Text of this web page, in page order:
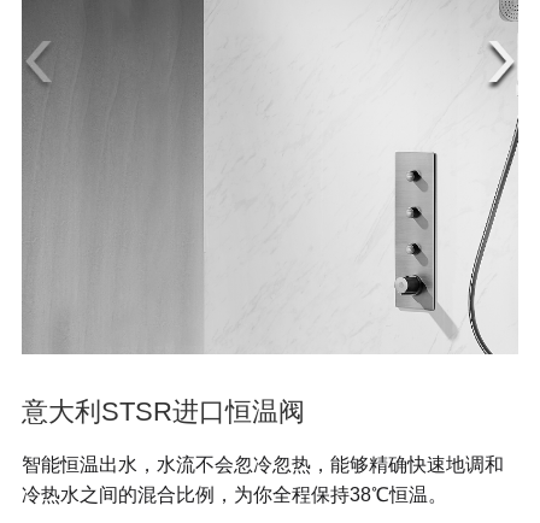
意大利STSR进口恒温阀
智能恒温出水，水流不会忽冷忽热，能够精确快速地调和
冷热水之间的混合比例，为你全程保持38℃恒温。